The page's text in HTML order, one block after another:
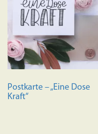
Postkarte – „Eine Dose
Kraft“